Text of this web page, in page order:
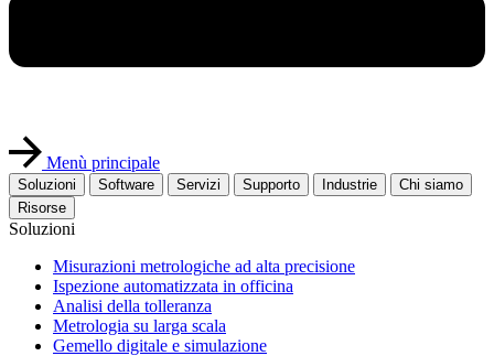
Menù principale
Soluzioni Software Servizi Supporto Industrie
Chi siamo
Risorse
Soluzioni
Misurazioni metrologiche ad alta precisione
Ispezione automatizzata in officina
Analisi della tolleranza
Metrologia su larga scala
Gemello digitale e simulazione